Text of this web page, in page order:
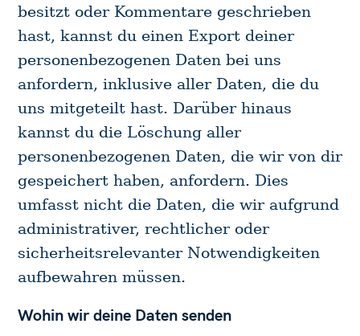
besitzt oder Kommentare geschrieben
hast, kannst du einen Export deiner
personenbezogenen Daten bei uns
anfordern, inklusive aller Daten, die du
uns mitgeteilt hast. Darüber hinaus
kannst du die Löschung aller
personenbezogenen Daten, die wir von dir
gespeichert haben, anfordern. Dies
umfasst nicht die Daten, die wir aufgrund
administrativer, rechtlicher oder
sicherheitsrelevanter Notwendigkeiten
aufbewahren müssen.
Wohin wir deine Daten senden